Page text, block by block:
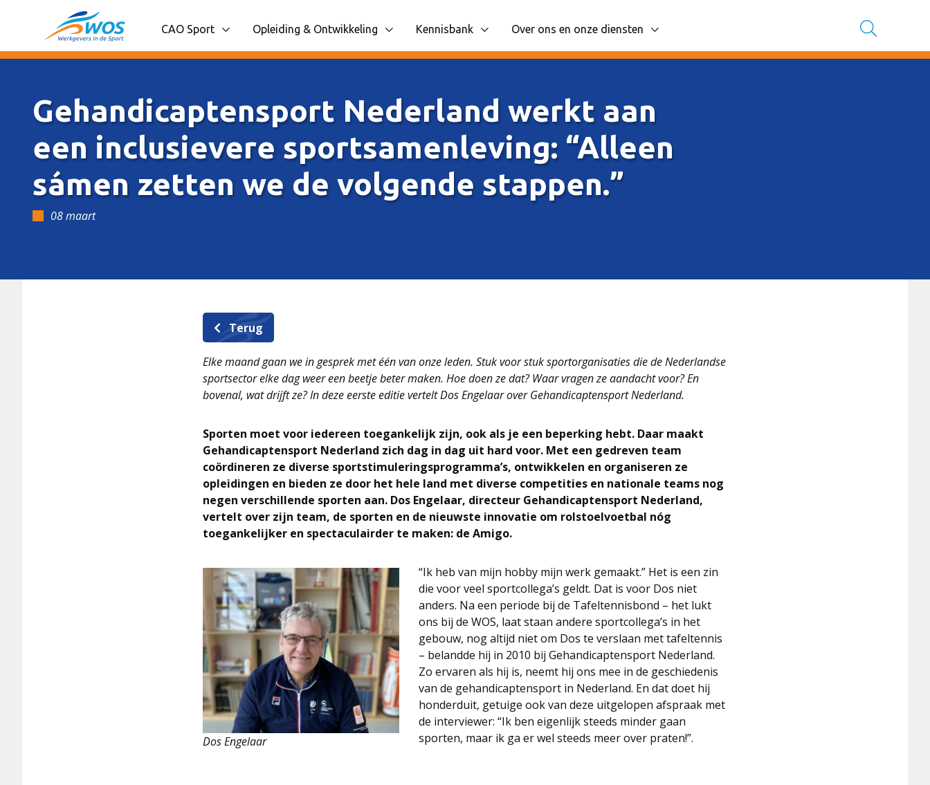
Spring naar content
CAO Sport
Toon onderliggende navigatie items
Opleiding & Ontwikkeling
Toon onderliggende navigatie items
Kennisbank
Toon onderliggende navigatie items
Over ons en onze diensten
Toon onderliggende navigatie items
Gehandicaptensport Nederland werkt aan
een inclusievere sportsamenleving: “Alleen
sámen zetten we de volgende stappen.”
08 maart
Terug
Elke maand gaan we in gesprek met één van onze leden. Stuk voor stuk sportorganisaties die de Nederlandse
sportsector elke dag weer een beetje beter maken. Hoe doen ze dat? Waar vragen ze aandacht voor? En
bovenal, wat drijft ze?In deze eerste editie vertelt Dos Engelaar over Gehandicaptensport Nederland.
Sporten moet voor iedereen toegankelijk zijn, ook als je een beperking hebt. Daar maakt
Gehandicaptensport Nederland zich dag in dag uit hard voor. Met een gedreven team
coördineren ze diverse sportstimuleringsprogramma’s, ontwikkelen en organiseren ze
opleidingen en bieden ze door het hele land met diverse competities en nationale teams nog
negen verschillende sporten aan. Dos Engelaar, directeur Gehandicaptensport Nederland,
vertelt over zijn team, de sporten en de nieuwste innovatie om rolstoelvoetbal nóg
toegankelijker en spectaculairder te maken: de Amigo.
Dos Engelaar
“Ik heb van mijn hobby mijn werk gemaakt.” Het is een zin
die voor veel sportcollega’s geldt. Dat is voor Dos niet
anders. Na een periode bij de Tafeltennisbond – het lukt
ons bij de WOS, laat staan andere sportcollega’s in het
gebouw, nog altijd niet om Dos te verslaan met tafeltennis
– belandde hij in 2010 bij Gehandicaptensport Nederland.
Zo ervaren als hij is, neemt hij ons mee in de geschiedenis
van de gehandicaptensport in Nederland. En dat doet hij
honderduit, getuige ook van deze uitgelopen afspraak met
de interviewer: “Ik ben eigenlijk steeds minder gaan
sporten, maar ik ga er wel steeds meer over praten!”.